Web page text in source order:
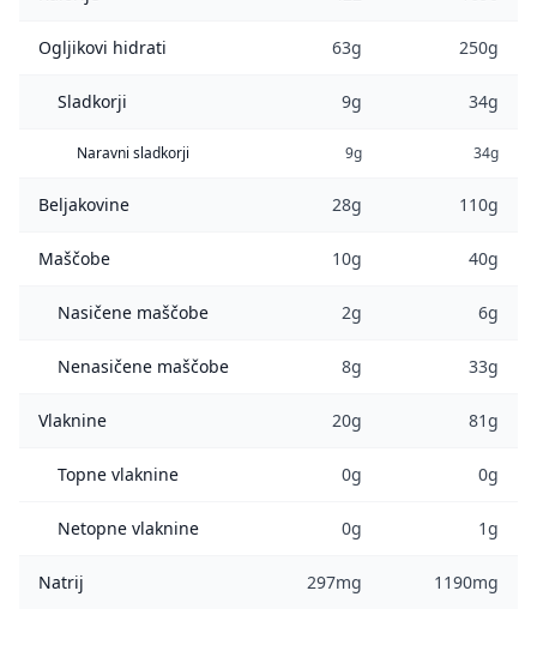
Ogljikovi hidrati 63g 250g
Sladkorji 9g 34g
Naravni sladkorji 9g 34g
Beljakovine 28g 110g
Maščobe 10g 40g
Nasičene maščobe 2g 6g
Nenasičene maščobe 8g 33g
Vlaknine 20g 81g
Topne vlaknine 0g 0g
Netopne vlaknine 0g 1g
Natrij 297mg 1190mg